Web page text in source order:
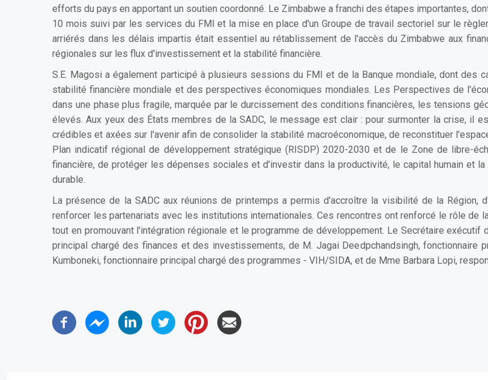
efforts du pays en apportant un soutien coordonné. Le Zimbabwe a franchi des étapes importantes,
10 mois suivi par les services du FMI et la mise en place d'un Groupe de travail sectoriel sur le
arriérés dans les délais impartis était essentiel au rétablissement de l'accès du Zimbabwe aux
régionales sur les flux d'investissement et la stabilité financière.
S.E. Magosi a également participé à plusieurs sessions du FMI et de la Banque mondiale, dont des
stabilité financière mondiale et des perspectives économiques mondiales. Les Perspectives de
dans une phase plus fragile, marquée par le durcissement des conditions financières, les tensions
élevés. Aux yeux des États membres de la SADC, le message est clair : pour surmonter la crise, il
crédibles et axées sur l'avenir afin de consolider la stabilité macroéconomique, de reconstituer
Plan indicatif régional de développement stratégique (RISDP) 2020-2030 et de le Zone de libre-
financière, de protéger les dépenses sociales et d'investir dans la productivité, le capital humain et
durable.
La présence de la SADC aux réunions de printemps a permis d'accroître la visibilité de la Région,
renforcer les partenariats avec les institutions internationales. Ces rencontres ont renforcé le rôle de
tout en promouvant l'intégration régionale et le programme de développement. Le Secrétaire exécutif
principal chargé des finances et des investissements, de M. Jagai Deedpchandsingh, fonctionnaire
Kumboneki, fonctionnaire principal chargé des programmes - VIH/SIDA, et de Mme Barbara Lopi,